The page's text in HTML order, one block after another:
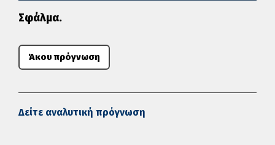
Σφάλμα.
Άκου πρόγνωση
Δείτε αναλυτική πρόγνωση